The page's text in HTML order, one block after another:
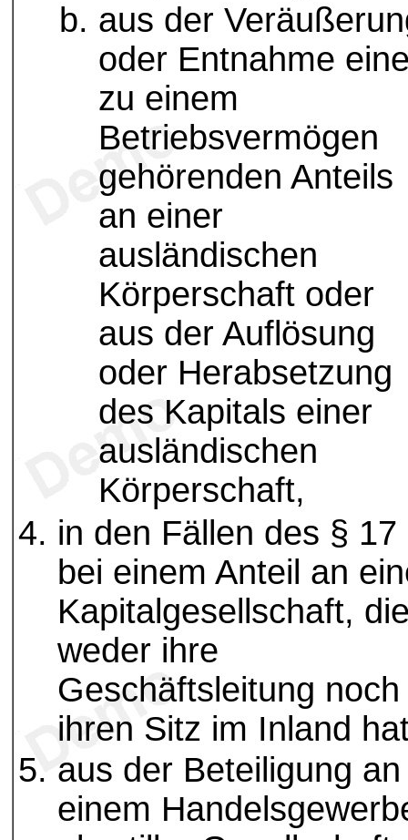
aus der
oder Entnahme
zu einem
Betriebsvermögen
gehörenden Anteils
an einer
ausländischen
Körperschaft oder
aus der Auflösung
oder Herabsetzung
des Kapitals einer
ausländischen
Körperschaft,
in den Fällen des § 17
bei einem Anteil an
Kapitalgesellschaft,
weder ihre
Geschäftsleitung noch
ihren Sitz im Inland
aus der Beteiligung an
einem